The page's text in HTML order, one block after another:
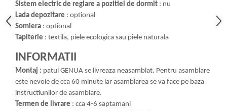
Sistem electric de reglare a pozitiei de dormit : nu
Lada depozitare : optional
Somiera : optional
Tapiterie : textila, piele ecologica sau piele naturala
INFORMATII
Montaj : patul GENUA se livreaza neasamblat. Pentru asamblare
este nevoie de cca 60 minute iar asamblarea se va face pe baza
instructiunilor de asamblare.
Termen de livrare : cca 4-6 saptamani